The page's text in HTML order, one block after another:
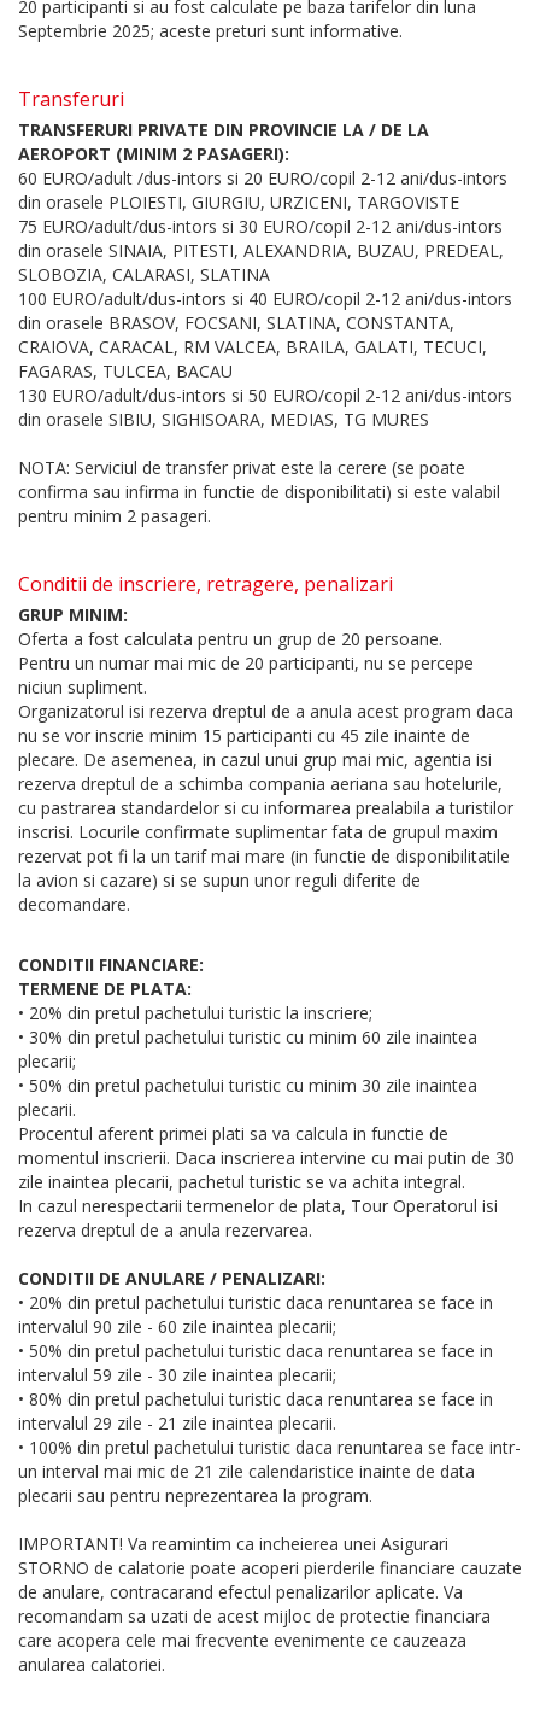
20 participanti si au fost calculate pe baza tarifelor din luna
Septembrie 2025; aceste preturi sunt informative.
Transferuri
TRANSFERURI PRIVATE DIN PROVINCIE LA / DE LA
AEROPORT (MINIM 2 PASAGERI):
60 EURO/adult /dus-intors si 20 EURO/copil 2-12 ani/dus-intors
din orasele PLOIESTI, GIURGIU, URZICENI, TARGOVISTE
75 EURO/adult/dus-intors si 30 EURO/copil 2-12 ani/dus-intors
din orasele SINAIA, PITESTI, ALEXANDRIA, BUZAU, PREDEAL,
SLOBOZIA, CALARASI, SLATINA
100 EURO/adult/dus-intors si 40 EURO/copil 2-12 ani/dus-intors
din orasele BRASOV, FOCSANI, SLATINA, CONSTANTA,
CRAIOVA, CARACAL, RM VALCEA, BRAILA, GALATI, TECUCI,
FAGARAS, TULCEA, BACAU
130 EURO/adult/dus-intors si 50 EURO/copil 2-12 ani/dus-intors
din orasele SIBIU, SIGHISOARA, MEDIAS, TG MURES
NOTA: Serviciul de transfer privat este la cerere (se poate
confirma sau infirma in functie de disponibilitati) si este valabil
pentru minim 2 pasageri.
Conditii de inscriere, retragere, penalizari
GRUP MINIM:
Oferta a fost calculata pentru un grup de 20 persoane.
Pentru un numar mai mic de 20 participanti, nu se percepe
niciun supliment.
Organizatorul isi rezerva dreptul de a anula acest program daca
nu se vor inscrie minim 15 participanti cu 45 zile inainte de
plecare. De asemenea, in cazul unui grup mai mic, agentia isi
rezerva dreptul de a schimba compania aeriana sau hotelurile,
cu pastrarea standardelor si cu informarea prealabila a turistilor
inscrisi. Locurile confirmate suplimentar fata de grupul maxim
rezervat pot fi la un tarif mai mare (in functie de disponibilitatile
la avion si cazare) si se supun unor reguli diferite de
decomandare.
CONDITII FINANCIARE:
TERMENE DE PLATA:
• 20% din pretul pachetului turistic la inscriere;
• 30% din pretul pachetului turistic cu minim 60 zile inaintea
plecarii;
• 50% din pretul pachetului turistic cu minim 30 zile inaintea
plecarii.
Procentul aferent primei plati sa va calcula in functie de
momentul inscrierii. Daca inscrierea intervine cu mai putin de 30
zile inaintea plecarii, pachetul turistic se va achita integral.
In cazul nerespectarii termenelor de plata, Tour Operatorul isi
rezerva dreptul de a anula rezervarea.
CONDITII DE ANULARE / PENALIZARI:
• 20% din pretul pachetului turistic daca renuntarea se face in
intervalul 90 zile - 60 zile inaintea plecarii;
• 50% din pretul pachetului turistic daca renuntarea se face in
intervalul 59 zile - 30 zile inaintea plecarii;
• 80% din pretul pachetului turistic daca renuntarea se face in
intervalul 29 zile - 21 zile inaintea plecarii.
• 100% din pretul pachetului turistic daca renuntarea se face intr-
un interval mai mic de 21 zile calendaristice inainte de data
plecarii sau pentru neprezentarea la program.
IMPORTANT! Va reamintim ca incheierea unei Asigurari
STORNO de calatorie poate acoperi pierderile financiare cauzate
de anulare, contracarand efectul penalizarilor aplicate. Va
recomandam sa uzati de acest mijloc de protectie financiara
care acopera cele mai frecvente evenimente ce cauzeaza
anularea calatoriei.